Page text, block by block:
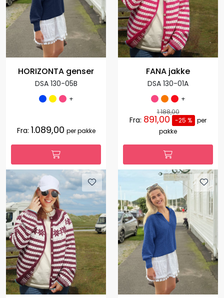
HORIZONTA genser
DSA 130-05B
+
Fra: 1.089,00 per pakke
FANA jakke
DSA 130-01A
+
1.188,00
Fra: 891,00 -25 % per
pakke